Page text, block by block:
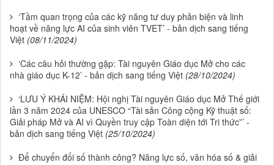
‘Tầm quan trọng của các kỹ năng tư duy phản biện và linh
hoạt về năng lực AI của sinh viên TVET’ - bản dịch sang tiếng
Việt (08/11/2024)
‘Các câu hỏi thường gặp: Tài nguyên Giáo dục Mở cho các
nhà giáo dục K-12’ - bản dịch sang tiếng Việt (28/10/2024)
‘LƯU Ý KHÁI NIỆM: Hội nghị Tài nguyên Giáo dục Mở Thế giới
lần 3 năm 2024 của UNESCO “Tài sản Công cộng Kỹ thuật số:
Giải pháp Mở và AI vì Quyền truy cập Toàn diện tới Tri thức”’ -
bản dịch sang tiếng Việt (25/10/2024)
Để chuyển đổi số thành công? Năng lực số, văn hóa số & giải